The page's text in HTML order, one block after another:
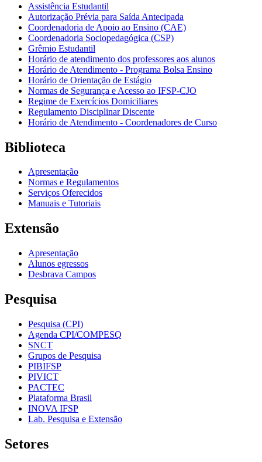
Assistência Estudantil
Autorização Prévia para Saída Antecipada
Coordenadoria de Apoio ao Ensino (CAE)
Coordenadoria Sociopedagógica (CSP)
Grêmio Estudantil
Horário de atendimento dos professores aos alunos
Horário de Atendimento - Programa Bolsa Ensino
Horário de Orientação de Estágio
Normas de Segurança e Acesso ao IFSP-CJO
Regime de Exercícios Domiciliares
Regulamento Disciplinar Discente
Horário de Atendimento - Coordenadores de Curso
Biblioteca
Apresentação
Normas e Regulamentos
Serviços Oferecidos
Manuais e Tutoriais
Extensão
Apresentação
Alunos egressos
Desbrava Campos
Pesquisa
Pesquisa (CPI)
Agenda CPI/COMPESQ
SNCT
Grupos de Pesquisa
PIBIFSP
PIVICT
PACTEC
Plataforma Brasil
INOVA IFSP
Lab. Pesquisa e Extensão
Setores